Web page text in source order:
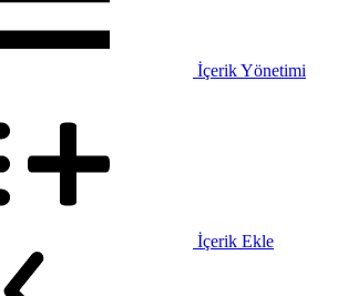
İçerik Yönetimi
İçerik Ekle